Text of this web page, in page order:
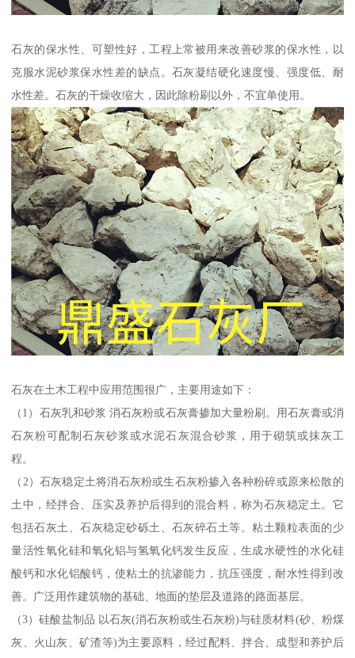
石灰的保水性、可塑性好，工程上常被用来改善砂浆的保水性，以
克服水泥砂浆保水性差的缺点。石灰凝结硬化速度慢、强度低、耐
水性差。石灰的干燥收缩大，因此除粉刷以外，不宜单使用。
石灰在土木工程中应用范围很广，主要用途如下：
（1）石灰乳和砂浆 消石灰粉或石灰膏掺加大量粉刷。用石灰膏或消
石灰粉可配制石灰砂浆或水泥石灰混合砂浆，用于砌筑或抹灰工
程。
（2）石灰稳定土将消石灰粉或生石灰粉掺入各种粉碎或原来松散的
土中，经拌合、压实及养护后得到的混合料，称为石灰稳定土。它
包括石灰土、石灰稳定砂砾土、石灰碎石土等。粘土颗粒表面的少
量活性氧化硅和氧化铝与氢氧化钙发生反应，生成水硬性的水化硅
酸钙和水化铝酸钙，使粘土的抗渗能力，抗压强度，耐水性得到改
善。广泛用作建筑物的基础、地面的垫层及道路的路面基层。
（3）硅酸盐制品 以石灰(消石灰粉或生石灰粉)与硅质材料(砂、粉煤
灰、火山灰、矿渣等)为主要原料，经过配料、拌合、成型和养护后